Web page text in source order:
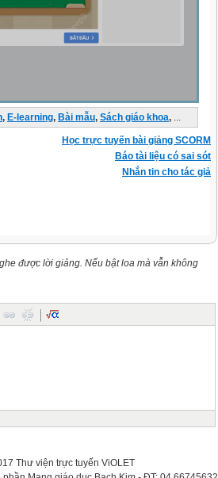
, E-learning, Bài mẫu, Sách giáo khoa, ...
Học trực tuyến bài giảng SCORM
Báo tài liệu có sai sót
Nhắn tin cho tác giả
được lời giảng. Nếu bật loa mà vẫn không
Thư viện trực tuyến ViOLET